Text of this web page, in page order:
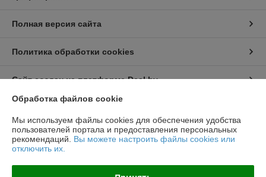
Полная версия сайта
Политика обработки cookies
Сайт создан на платформе Deal.by
Информация для покупателя
Юридическое лицо: ООО "Топтрейдинвест"
223044, Минск ул Стебенева 10а
Обработка файлов cookie
Мы используем файлы cookies для обеспечения удобства
пользователей портала и предоставления персональных
рекомендаций. Вы можете настроить файлы cookies или
отключить их.